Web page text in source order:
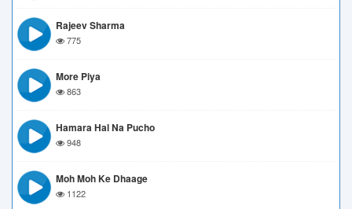
Rajeev Sharma
775
More Piya
863
Hamara Hal Na Pucho
948
Moh Moh Ke Dhaage
1122